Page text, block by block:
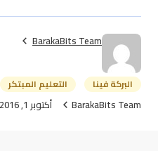
BarakaBits Team
البركة فينا التعليم المبتكر
BarakaBits Team أكتوبر 1, 2016